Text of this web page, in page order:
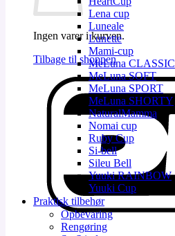
Ingen varer i kurven.
Tilbage til shoppen
Lena cup
Luneale
Lunette
Mami-cup
MeLuna CLASSIC
MeLuna SOFT
MeLuna SPORT
MeLuna SHORTY
NaturalMamma
Nomai cup
Ruby Cup
Si-bell
Sileu Bell
Yuuki RAINBOW
Yuuki Cup
Praktisk tilbehør
Opbevaring
Rengøring